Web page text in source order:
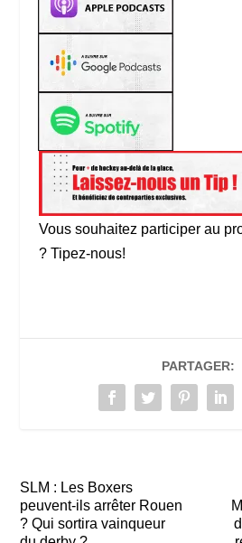
Vous souhaitez participer au
? Tipez-nous!
PARTAGER:
SLM : Les Boxers
peuvent-ils arrêter Rouen
? Qui sortira vainqueur